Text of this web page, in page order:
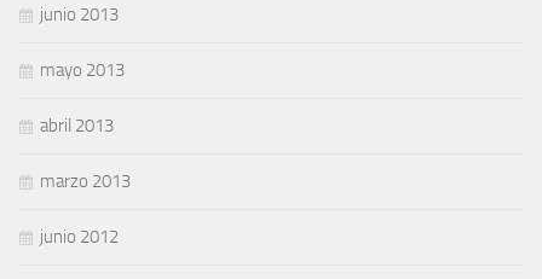
junio 2013
mayo 2013
abril 2013
marzo 2013
junio 2012